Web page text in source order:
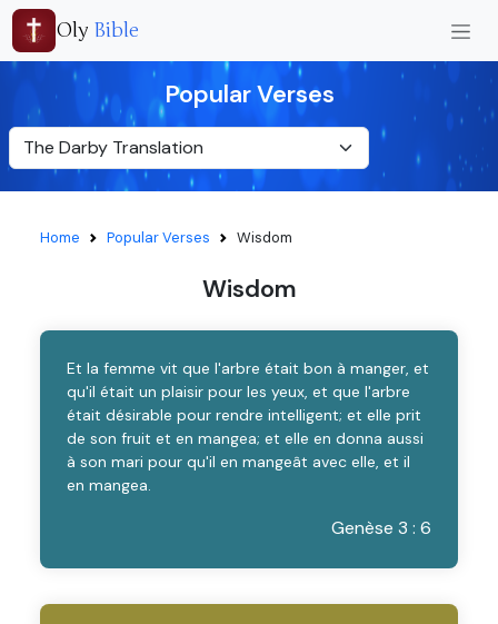
Oly Bible
Popular Verses
Home Popular Verses Wisdom
Wisdom
Et la femme vit que l'arbre était bon à manger, et
qu'il était un plaisir pour les yeux, et que l'arbre
était désirable pour rendre intelligent; et elle prit
de son fruit et en mangea; et elle en donna aussi
à son mari pour qu'il en mangeât avec elle, et il
en mangea.
Genèse 3 : 6